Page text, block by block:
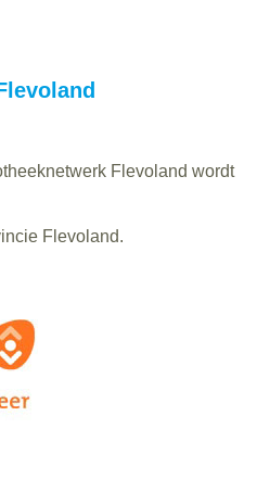
Flevoland wordt
Flevoland.